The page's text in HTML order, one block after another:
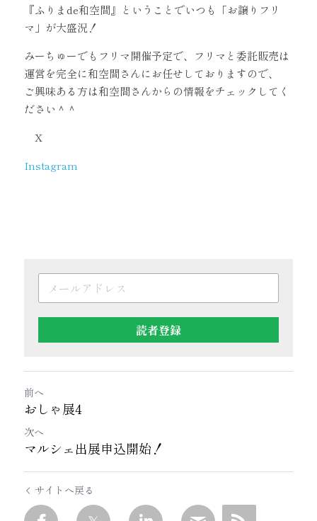
『ふりまde和空間』ということでいつも「お譲りフリ
マ」が大盛況！
みーちゅーでもフリマ開催予定で、フリマと委託販売は
運営を完全に和空間さんにお任せしておりますので、
ご興味ある方は和空間さんからの情報をチェックしてく
ださい＾＾
X
Instagram
読者登録
前へ
おしゃ展4
次へ
マルシェ出展申込開始！
サイトへ戻る